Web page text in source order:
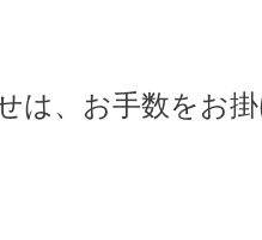
は、お手数をお